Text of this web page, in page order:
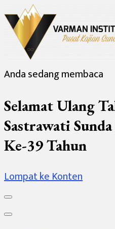
Varman Institute
Pusat Kajian Sunda
Anda sedang membaca
Selamat Ulang
Sastrawati
Ke-39 Tahun
Lompat ke Konten